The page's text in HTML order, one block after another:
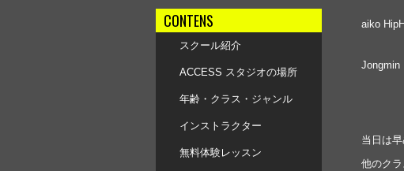
aiko
当日は
他のク
CONTENS
スクール紹介
ACCESS スタジオの場所
年齢・クラス・ジャンル
インストラクター
無料体験レッスン